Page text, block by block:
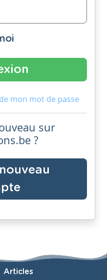
mon mot de passe
sur
?
Articles